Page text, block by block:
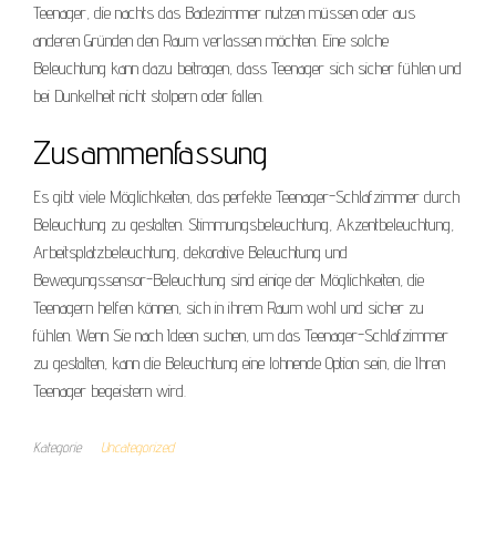
Teenager, die nachts das Badezimmer nutzen müssen oder aus
anderen Gründen den Raum verlassen möchten. Eine solche
Beleuchtung kann dazu beitragen, dass Teenager sich sicher fühlen und
bei Dunkelheit nicht stolpern oder fallen.
Zusammenfassung
Es gibt viele Möglichkeiten, das perfekte Teenager-Schlafzimmer durch
Beleuchtung zu gestalten. Stimmungsbeleuchtung, Akzentbeleuchtung,
Arbeitsplatzbeleuchtung, dekorative Beleuchtung und
Bewegungssensor-Beleuchtung sind einige der Möglichkeiten, die
Teenagern helfen können, sich in ihrem Raum wohl und sicher zu
fühlen. Wenn Sie nach Ideen suchen, um das Teenager-Schlafzimmer
zu gestalten, kann die Beleuchtung eine lohnende Option sein, die Ihren
Teenager begeistern wird.
Kategorie Uncategorized